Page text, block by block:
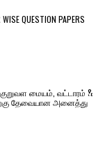
WISE QUESTION PAPERS
மையம், வட்டாரம் &
தேவையான அனைத்து